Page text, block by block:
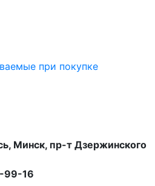
при покупке
Минск, пр-т Дзержинского
99-16